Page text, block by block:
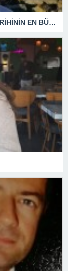
EMEKLİLERE YAŞATILAN CUMHURİYET TARİHİNİN EN BÜYÜK ZULMÜNÜN DERİN ANALİZİ !